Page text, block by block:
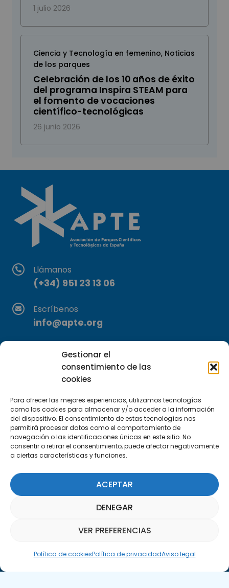
Gestionar el
consentimiento de las
cookies
Para ofrecer las mejores experiencias, utilizamos tecnologías
como las cookies para almacenar y/o acceder a la información
del dispositivo. El consentimiento de estas tecnologías nos
permitirá procesar datos como el comportamiento de
navegación o las identificaciones únicas en este sitio. No
consentir o retirar el consentimiento, puede afectar negativamente
a ciertas características y funciones.
ACEPTAR
DENEGAR
VER PREFERENCIAS
Política de cookiesPolítica de privacidadAviso legal
1 julio 2026
Ciencia y Tecnología en femenino, Noticias
de los parques
Celebración de los 10 años de éxito
del programa Inspira STEAM para
el fomento de vocaciones
científico-tecnológicas
26 junio 2026
Llámanos
(+34) 951 23 13 06
Escríbenos
info@apte.org
Encuéntranos
C/Marie Curie, 35
29590 Campanillas, Málaga
Suscríbete a nuestra Newsletter
SUSCRÍBETE AQUÍ